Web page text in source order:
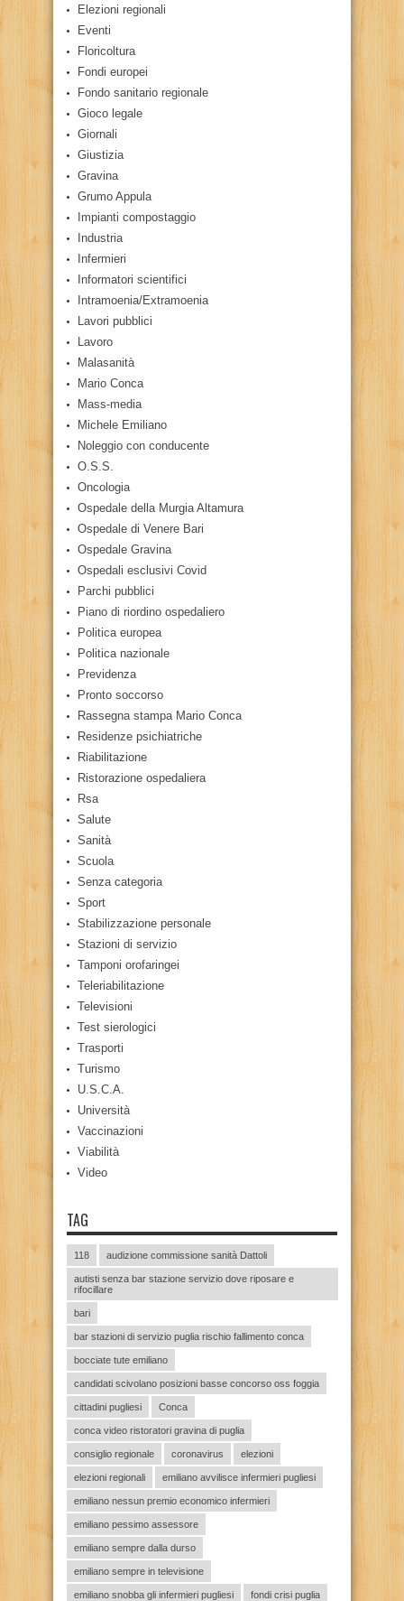
Elezioni regionali
Eventi
Floricoltura
Fondi europei
Fondo sanitario regionale
Gioco legale
Giornali
Giustizia
Gravina
Grumo Appula
Impianti compostaggio
Industria
Infermieri
Informatori scientifici
Intramoenia/Extramoenia
Lavori pubblici
Lavoro
Malasanità
Mario Conca
Mass-media
Michele Emiliano
Noleggio con conducente
O.S.S.
Oncologia
Ospedale della Murgia Altamura
Ospedale di Venere Bari
Ospedale Gravina
Ospedali esclusivi Covid
Parchi pubblici
Piano di riordino ospedaliero
Politica europea
Politica nazionale
Previdenza
Pronto soccorso
Rassegna stampa Mario Conca
Residenze psichiatriche
Riabilitazione
Ristorazione ospedaliera
Rsa
Salute
Sanità
Scuola
Senza categoria
Sport
Stabilizzazione personale
Stazioni di servizio
Tamponi orofaringei
Teleriabilitazione
Televisioni
Test sierologici
Trasporti
Turismo
U.S.C.A.
Università
Vaccinazioni
Viabilità
Video
TAG
118 audizione commissione sanità Dattoli
autisti senza bar stazione servizio dove riposare e
rifocillare
bari
bar stazioni di servizio puglia rischio fallimento conca
bocciate tute emiliano
candidati scivolano posizioni basse concorso oss foggia
cittadini pugliesi Conca
conca video ristoratori gravina di puglia
consiglio regionale coronavirus elezioni
elezioni regionali emiliano avvilisce infermieri pugliesi
emiliano nessun premio economico infermieri
emiliano pessimo assessore
emiliano sempre dalla durso
emiliano sempre in televisione
emiliano snobba gli infermieri pugliesi fondi crisi puglia